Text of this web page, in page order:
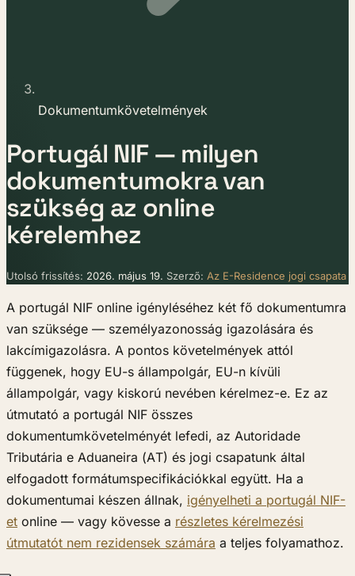
Dokumentumkövetelmények
Portugál NIF — milyen
dokumentumokra van
szükség az online
kérelemhez
Utolsó frissítés: 2026. május 19. Szerző: Az E-Residence jogi csapata
A portugál NIF online igényléséhez két fő dokumentumra
van szüksége — személyazonosság igazolására és
lakcímigazolásra. A pontos követelmények attól
függenek, hogy EU-s állampolgár, EU-n kívüli
állampolgár, vagy kiskorú nevében kérelmez-e. Ez az
útmutató a portugál NIF összes
dokumentumkövetelményét lefedi, az Autoridade
Tributária e Aduaneira (AT) és jogi csapatunk által
elfogadott formátumspecifikációkkal együtt. Ha a
dokumentumai készen állnak, igényelheti a portugál NIF-
et online — vagy kövesse a részletes kérelmezési
útmutatót nem rezidensek számára a teljes folyamathoz.